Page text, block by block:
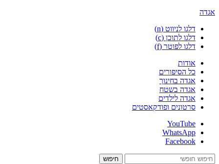
אגדה
דלגו לניווט (n)
דלגו לתוכן (c)
דלגו לפוטר (f)
אודות
כל הסיפורים
אגדה בחינוך
אגדה בשטח
אגדה לילדים
סרטונים ופודקאסטים
YouTube
WhatsApp
Facebook
חיפוש